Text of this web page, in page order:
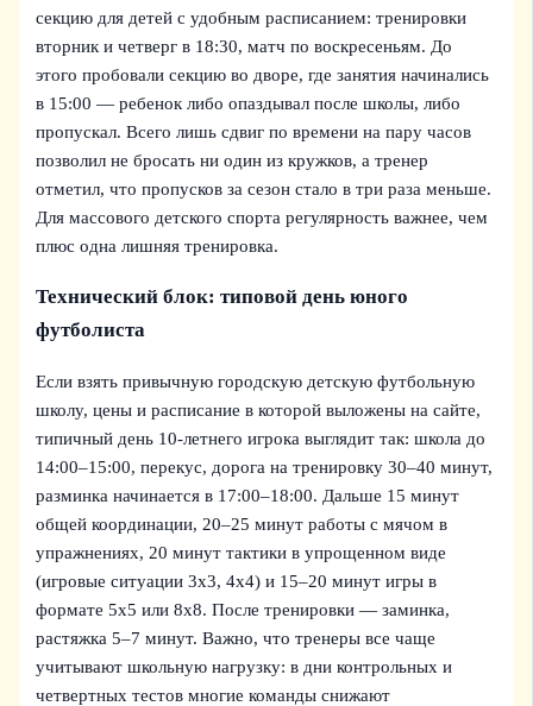
секцию для детей с удобным расписанием: тренировки
вторник и четверг в 18:30, матч по воскресеньям. До
этого пробовали секцию во дворе, где занятия начинались
в 15:00 — ребенок либо опаздывал после школы, либо
пропускал. Всего лишь сдвиг по времени на пару часов
позволил не бросать ни один из кружков, а тренер
отметил, что пропусков за сезон стало в три раза меньше.
Для массового детского спорта регулярность важнее, чем
плюс одна лишняя тренировка.
Технический блок: типовой день юного
футболиста
Если взять привычную городскую детскую футбольную
школу, цены и расписание в которой выложены на сайте,
типичный день 10‑летнего игрока выглядит так: школа до
14:00–15:00, перекус, дорога на тренировку 30–40 минут,
разминка начинается в 17:00–18:00. Дальше 15 минут
общей координации, 20–25 минут работы с мячом в
упражнениях, 20 минут тактики в упрощенном виде
(игровые ситуации 3х3, 4х4) и 15–20 минут игры в
формате 5х5 или 8х8. После тренировки — заминка,
растяжка 5–7 минут. Важно, что тренеры все чаще
учитывают школьную нагрузку: в дни контрольных и
четвертных тестов многие команды снижают